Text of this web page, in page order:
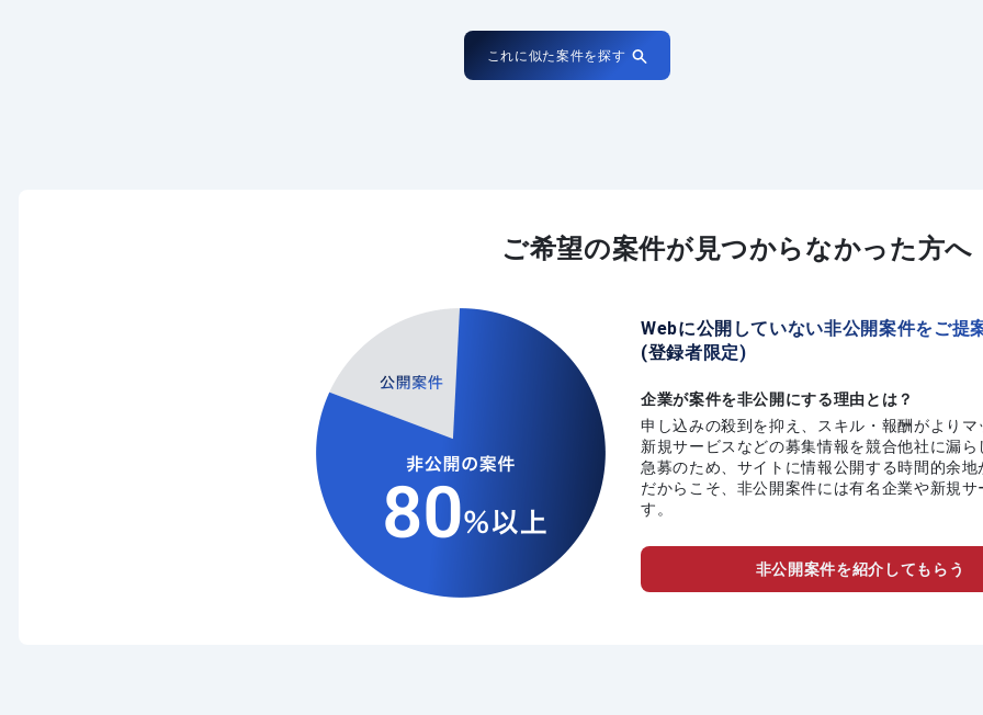
これに似た案件を探す
ご希望の案件が見つからなかった方へ
Webに公開していない非公開案件をご提
(登録者限定)
企業が案件を非公開にする理由とは？
申し込みの殺到を抑え、スキル・報酬がより
新規サービスなどの募集情報を競合他社に漏ら
急募のため、サイトに情報公開する時間的余地
だからこそ、非公開案件には有名企業や新規サ
す。
非公開案件を紹介してもらう